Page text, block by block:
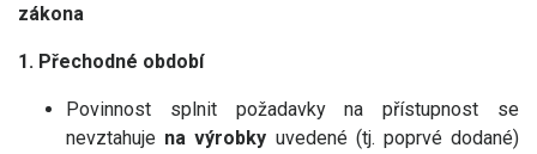
zákona
1. Přechodné období
Povinnost splnit požadavky na přístupnost se
nevztahuje na výrobky uvedené (tj. poprvé dodané)